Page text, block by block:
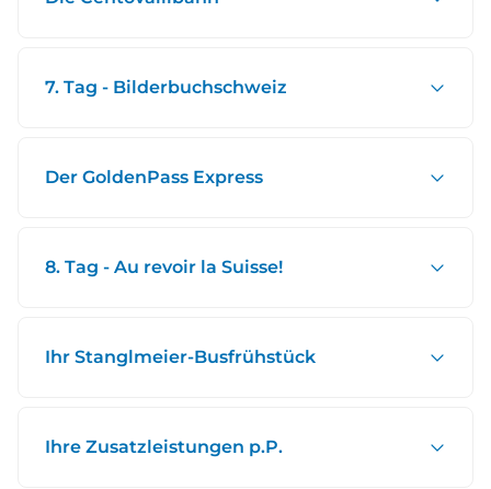
7. Tag - Bilderbuchschweiz
Der GoldenPass Express
8. Tag - Au revoir la Suisse!
Ihr Stanglmeier-Busfrühstück
Ihre Zusatzleistungen p.P.